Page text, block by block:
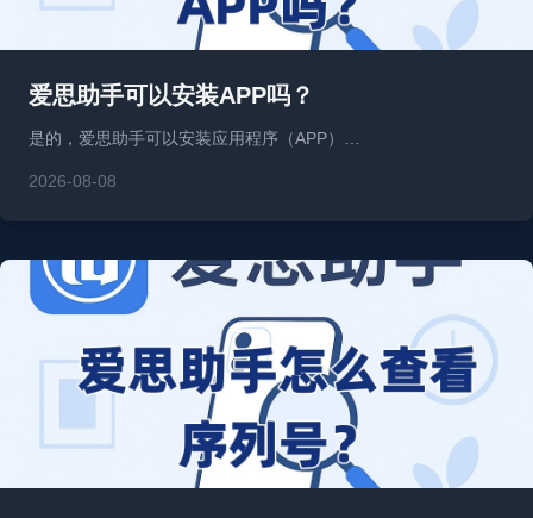
爱思助手可以安装APP吗？
是的，爱思助手可以安装应用程序（APP）…
2026-08-08